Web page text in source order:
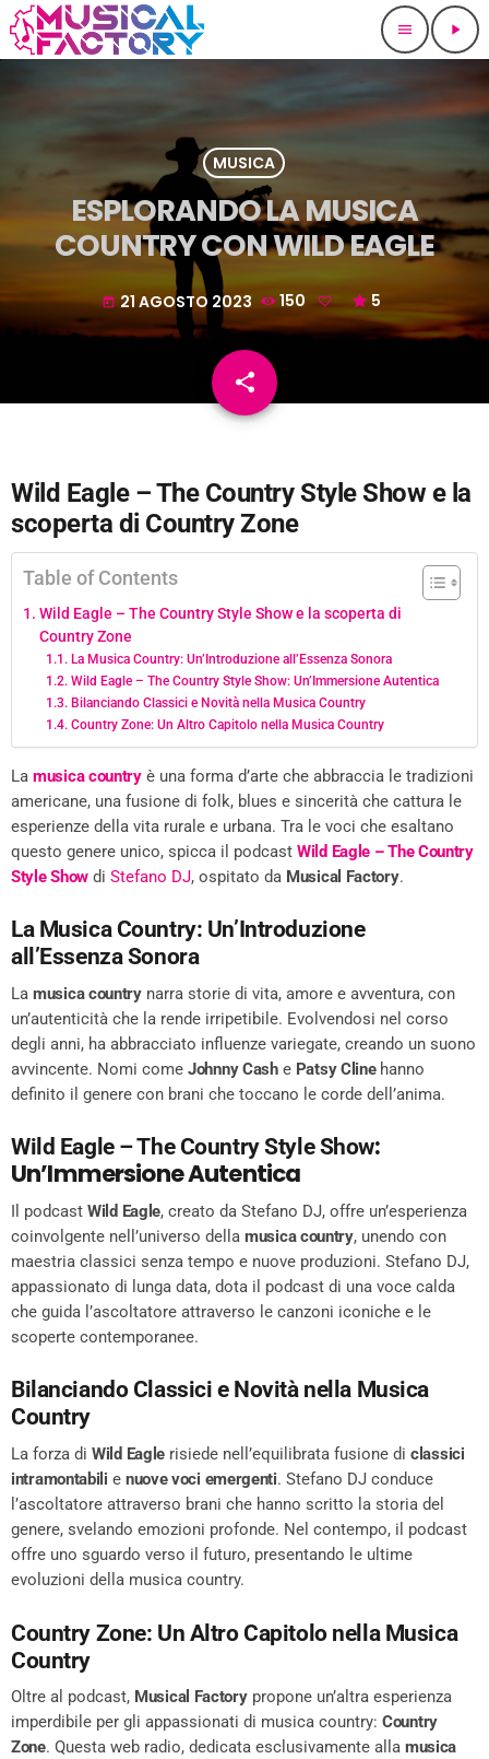
menu play_arrow
MUSICA
ESPLORANDO LA MUSICA
COUNTRY CON WILD EAGLE
today 21 AGOSTO 2023 150 5
share
email
Wild Eagle – The Country Style Show e la
scoperta di Country Zone
Table of Contents
Wild Eagle – The Country Style Show e la scoperta di
Country Zone
La Musica Country: Un’Introduzione all’Essenza Sonora
Wild Eagle – The Country Style Show: Un’Immersione Autentica
Bilanciando Classici e Novità nella Musica Country
Country Zone: Un Altro Capitolo nella Musica Country
La musica countryè una forma d’arte che abbraccia le tradizioni
americane, una fusione di folk, blues e sincerità che cattura le
esperienze della vita rurale e urbana. Tra le voci che esaltano
questo genere unico, spicca il podcast Wild Eagle – The Country
Style Show di Stefano DJ, ospitato da Musical Factory.
La Musica Country: Un’Introduzione
all’Essenza Sonora
La musica countrynarra storie di vita, amore e avventura, con
un’autenticità che la rende irripetibile. Evolvendosi nel corso
degli anni, ha abbracciato influenze variegate, creando un suono
avvincente. Nomi come Johnny Cashe Patsy Clinehanno
definito il genere con brani che toccano le corde dell’anima.
Wild Eagle – The Country Style Show:
Un’Immersione Autentica
Il podcast Wild Eagle, creato da Stefano DJ, offre un’esperienza
coinvolgente nell’universo della musica country, unendo con
maestria classici senza tempo e nuove produzioni. Stefano DJ,
appassionato di lunga data, dota il podcast di una voce calda
che guida l’ascoltatore attraverso le canzoni iconiche e le
scoperte contemporanee.
Bilanciando Classici e Novità nella Musica
Country
La forza di Wild Eagle risiede nell’equilibrata fusione di classici
intramontabili e nuove voci emergenti. Stefano DJ conduce
l’ascoltatore attraverso brani che hanno scritto la storia del
genere, svelando emozioni profonde. Nel contempo, il podcast
offre uno sguardo verso il futuro, presentando le ultime
evoluzioni della musica country.
Country Zone: Un Altro Capitolo nella Musica
Country
Oltre al podcast, Musical Factorypropone un’altra esperienza
imperdibile per gli appassionati di musica country: Country
Zone. Questa web radio, dedicata esclusivamente alla musica